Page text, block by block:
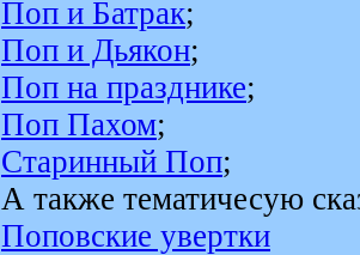
Поп и Батрак;
Поп и Дьякон;
Поп на празднике;
Поп Пахом;
Старинный Поп;
А также тематичесую
Поповские увертки